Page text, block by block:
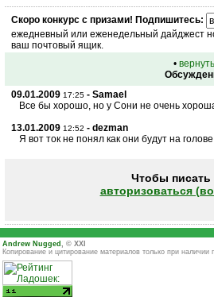
Скоро конкурс с призами! Подпишитесь:
ежедневный или еженедельный дайджест
ваш почтовый ящик.
•
09.01.2009 17:25 - Samael
Все бы хорошо, но у Сони не очень
13.01.2009 12:52 - dezman
Я вот ток не понял как они будут на
Чтобы писать
авторизоваться
Andrew Nugged , © XXI
Копирование и цитирование материалов только при наличии